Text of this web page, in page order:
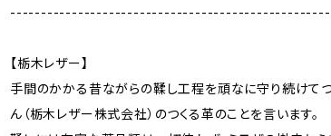
【栃木レザー】
手間のかかる昔ながらの鞣し工程を頑なに守り続けてつ
ん（栃木レザー株式会社）のつくる革のことを言います。